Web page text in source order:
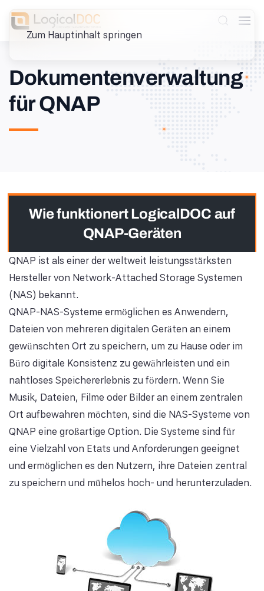
Zum Hauptinhalt springen
Dokumentenverwaltung
für QNAP
Wie funktionert LogicalDOC auf
QNAP-Geräten
QNAP ist als einer der weltweit leistungsstärksten
Hersteller von Network-Attached Storage Systemen
(NAS) bekannt.
QNAP-NAS-Systeme ermöglichen es Anwendern,
Dateien von mehreren digitalen Geräten an einem
gewünschten Ort zu speichern, um zu Hause oder im
Büro digitale Konsistenz zu gewährleisten und ein
nahtloses Speichererlebnis zu fördern. Wenn Sie
Musik, Dateien, Filme oder Bilder an einem zentralen
Ort aufbewahren möchten, sind die NAS-Systeme von
QNAP eine großartige Option. Die Systeme sind für
eine Vielzahl von Etats und Anforderungen geeignet
und ermöglichen es den Nutzern, ihre Dateien zentral
zu speichern und mühelos hoch- und herunterzuladen.